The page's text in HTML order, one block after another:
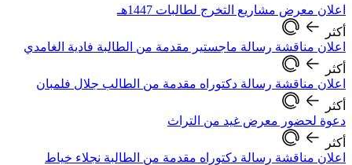
اعلان معرض مشاريع التخرج لطالبات 1447هـ
أكثر
اعلان مناقشة رسالة ماجستير مقدمة من الطالبة فادية الغامدي
أكثر
اعلان مناقشة رسالة دكتوراه مقدمة من الطالب جلال فلمبان
أكثر
دعوة لحضور معرض غيد من التراث
أكثر
اعلان مناقشة رسالة دكتوراه مقدمة من الطالبة نجلاء خياط